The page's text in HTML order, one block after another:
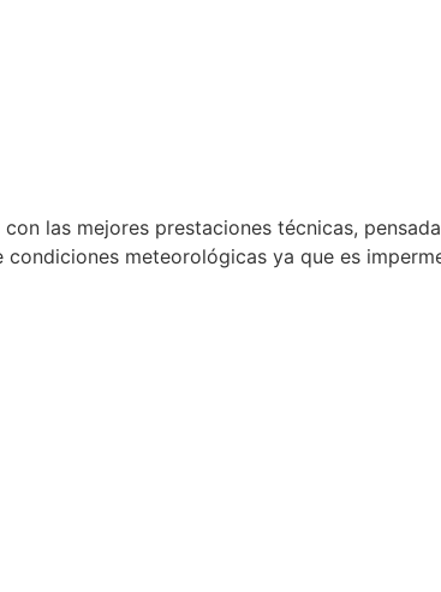
las mejores prestaciones técnicas, pensada
meteorológicas ya que es